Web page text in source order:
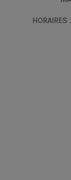
HORAIRES